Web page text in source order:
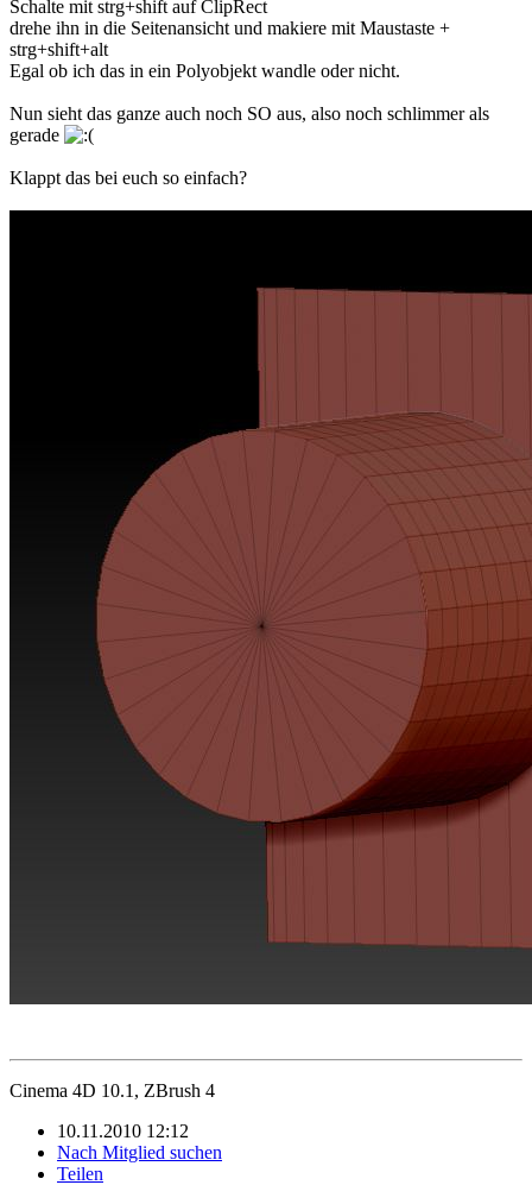
Schalte mit strg+shift auf ClipRect
drehe ihn in die Seitenansicht und makiere mit Maustaste +
strg+shift+alt
Egal ob ich das in ein Polyobjekt wandle oder nicht.
Nun sieht das ganze auch noch SO aus, also noch schlimmer als
gerade
Klappt das bei euch so einfach?
Cinema 4D 10.1, ZBrush 4
10.11.2010 12:12
Nach Mitglied suchen
Teilen